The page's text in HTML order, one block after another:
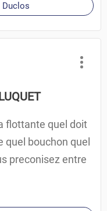
Duclos
flottante quel doit
quel bouchon quel
preconisez entre